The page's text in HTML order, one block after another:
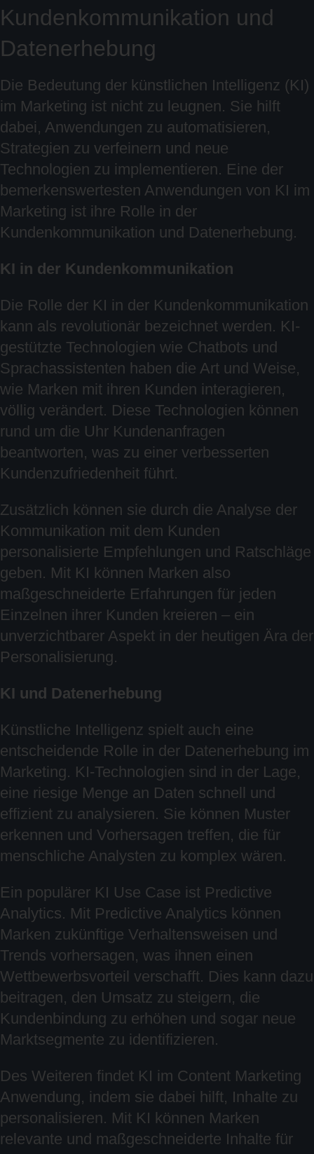
Kundenkommunikation und
Datenerhebung
Die Bedeutung der künstlichen Intelligenz (KI)
im Marketing ist nicht zu leugnen. Sie hilft
dabei, Anwendungen zu automatisieren,
Strategien zu verfeinern und neue
Technologien zu implementieren. Eine der
bemerkenswertesten Anwendungen von KI im
Marketing ist ihre Rolle in der
Kundenkommunikation und Datenerhebung.
KI in der Kundenkommunikation
Die Rolle der KI in der Kundenkommunikation
kann als revolutionär bezeichnet werden. KI-
gestützte Technologien wie Chatbots und
Sprachassistenten haben die Art und Weise,
wie Marken mit ihren Kunden interagieren,
völlig verändert. Diese Technologien können
rund um die Uhr Kundenanfragen
beantworten, was zu einer verbesserten
Kundenzufriedenheit führt.
Zusätzlich können sie durch die Analyse der
Kommunikation mit dem Kunden
personalisierte Empfehlungen und Ratschläge
geben. Mit KI können Marken also
maßgeschneiderte Erfahrungen für jeden
Einzelnen ihrer Kunden kreieren – ein
unverzichtbarer Aspekt in der heutigen Ära der
Personalisierung.
KI und Datenerhebung
Künstliche Intelligenz spielt auch eine
entscheidende Rolle in der Datenerhebung im
Marketing. KI-Technologien sind in der Lage,
eine riesige Menge an Daten schnell und
effizient zu analysieren. Sie können Muster
erkennen und Vorhersagen treffen, die für
menschliche Analysten zu komplex wären.
Ein populärer KI Use Case ist Predictive
Analytics. Mit Predictive Analytics können
Marken zukünftige Verhaltensweisen und
Trends vorhersagen, was ihnen einen
Wettbewerbsvorteil verschafft. Dies kann dazu
beitragen, den Umsatz zu steigern, die
Kundenbindung zu erhöhen und sogar neue
Marktsegmente zu identifizieren.
Des Weiteren findet KI im Content Marketing
Anwendung, indem sie dabei hilft, Inhalte zu
personalisieren. Mit KI können Marken
relevante und maßgeschneiderte Inhalte für